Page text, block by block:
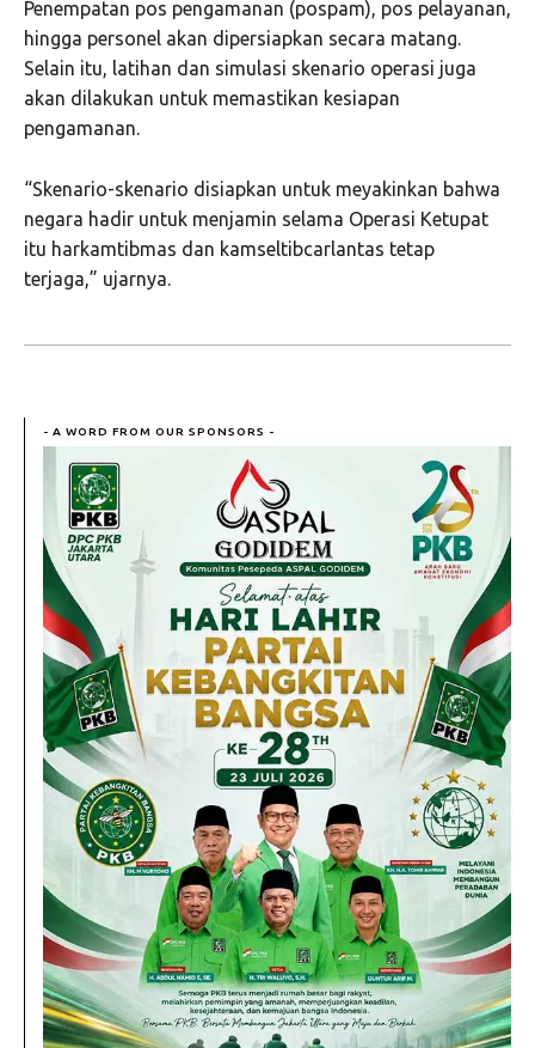
Penempatan pos pengamanan (pospam), pos pelayanan,
hingga personel akan dipersiapkan secara matang.
Selain itu, latihan dan simulasi skenario operasi juga
akan dilakukan untuk memastikan kesiapan
pengamanan.
“Skenario-skenario disiapkan untuk meyakinkan bahwa
negara hadir untuk menjamin selama Operasi Ketupat
itu harkamtibmas dan kamseltibcarlantas tetap
terjaga,” ujarnya.
- A WORD FROM OUR SPONSORS -